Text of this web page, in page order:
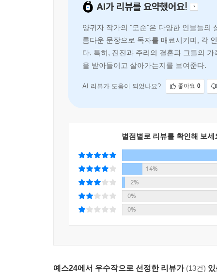
오면 과감하게 삶의 방향키를 돌릴 준비를 하면
무엇이라고.
주인공 안진진의 나이가 스물다섯인 것도 그
대차대조표를 작성해본 적도 없이 무작정 손가
공감하고 자신의 인생을 다시 생각하게 만들었다
금융 위기로 경제구조가 무너지는 시점이었다.
최대 과제였던 그 해, 출판계 역시도 고전을 면치
IMF 사태 직후에 출간된 이 소설은 역시 심
시험대였다고도 볼 수 있었다. 앞서 3년 간격으
잃고 주저앉은 사람들에게 무언가 위로의 말을
AI가 리뷰를 요약했어요!
양귀자 작가의 "모순"은 다양한 인물들의
름다운 문장으로 독자를 매료시키며, 각
다. 특히, 진진과 주리의 결혼과 그들의
을 받아들이고 살아가는지를 보여준다.
AI 리뷰가 도움이 되었나요? 좋아요 0
별점별로 리뷰를 확인해 보세
14%
2%
0%
0%
예스24에서 우수작으로 선정한 리뷰가 (13건)